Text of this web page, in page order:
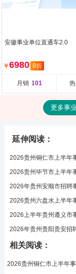
安徽事业单位直通车2.0
￥6980 8折
月销 101
更多事
延伸阅读：
2026贵州铜仁市上半年
2026贵州毕节市上半年
2026年贵州安顺市招聘
2026贵州六盘水上半年
2026上半年贵州遵义市
2026年贵州贵阳贵安招
相关阅读：
2026贵州铜仁市上半年